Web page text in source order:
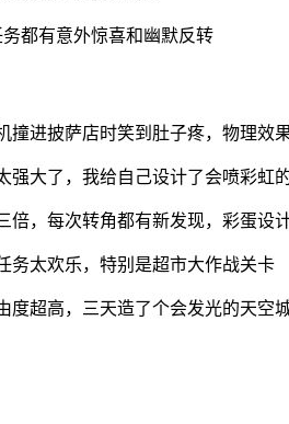
都有意外惊喜和幽默反转
进披萨店时笑到肚子疼，物理效
强大了，我给自己设计了会喷彩虹
倍，每次转角都有新发现，彩蛋设
务太欢乐，特别是超市大作战关卡
度超高，三天造了个会发光的天空